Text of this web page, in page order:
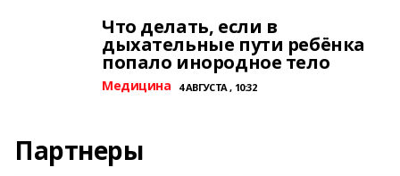
Что делать, если в
дыхательные пути ребёнка
попало инородное тело
Медицина 4 АВГУСТА , 10:32
Партнеры